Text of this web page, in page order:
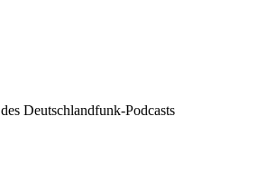
Deutschlandfunk-Podcasts